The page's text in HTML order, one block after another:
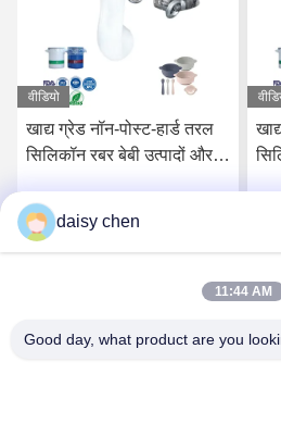
वीडियो
खाद्य ग्रेड नॉन-पोस्ट-हार्ड तरल
सिलिकॉन रबर बेबी उत्पादों और
सर्वोत्तम मूल्य प्राप्त करें
daisy chen
11:44 AM
Good day, what product are you